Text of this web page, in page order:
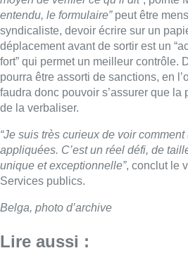
entendu, le formulaire”peut être
syndicaliste, devoir écrire sur un
déplacement avant de sortir est un
fort” qui permet un meilleur contrôle.
pourra être assorti de sanctions, en
faudra donc pouvoir s’assurer que la
de la verbaliser.
“Je suis très curieux de voir
appliquées. C’est un réel défi, de
unique et exceptionnelle”, conclut le
Services publics.
Belga, photo d’archive
Lire aussi :